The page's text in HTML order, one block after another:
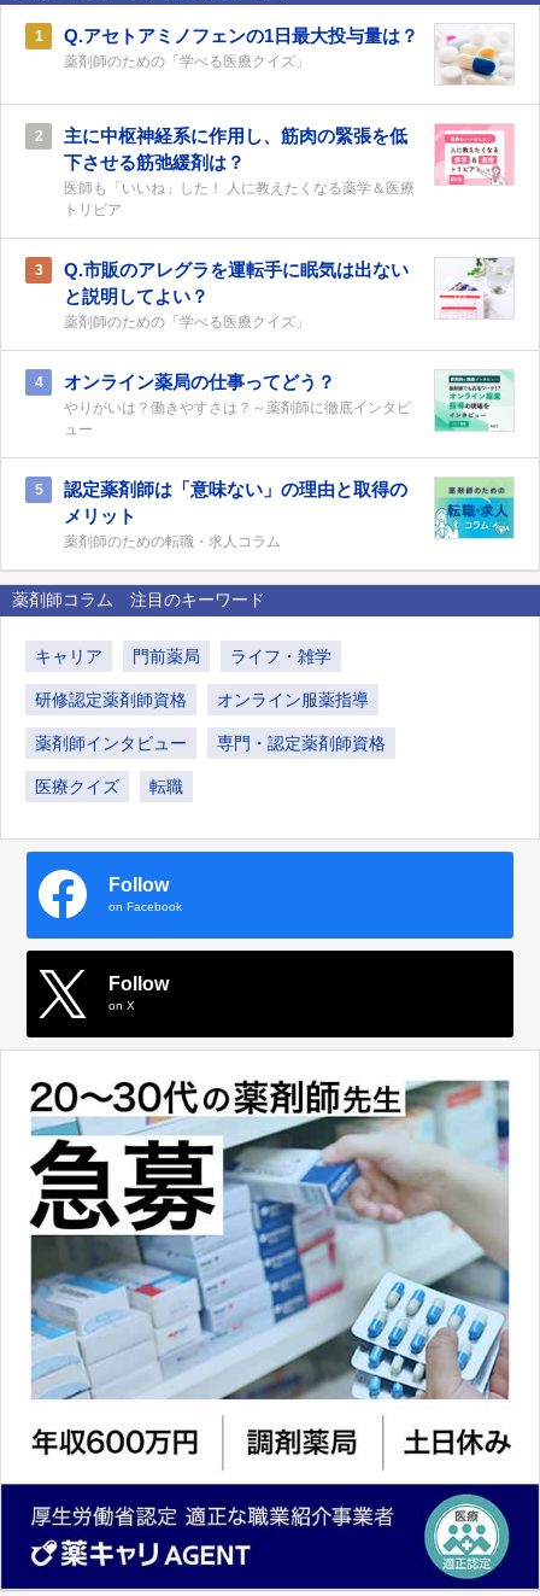
1 Q.アセトアミノフェンの1日最大投与量は？
薬剤師のための「学べる医療クイズ」
2
主に中枢神経系に作用し、筋肉の緊張を低
下させる筋弛緩剤は？
医師も「いいね」した！ 人に教えたくなる薬学＆医療
トリビア
3
Q.市販のアレグラを運転手に眠気は出ない
と説明してよい？
薬剤師のための「学べる医療クイズ」
4 オンライン薬局の仕事ってどう？
やりがいは？働きやすさは？～薬剤師に徹底インタビ
ュー
5
認定薬剤師は「意味ない」の理由と取得の
メリット
薬剤師のための転職・求人コラム
薬剤師コラム 注目のキーワード
キャリア 門前薬局 ライフ・雑学
研修認定薬剤師資格 オンライン服薬指導
薬剤師インタビュー 専門・認定薬剤師資格
医療クイズ 転職
Follow
on Facebook
Follow
on X